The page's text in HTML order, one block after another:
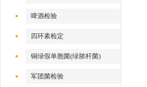
啤酒检验
四环素检定
铜绿假单胞菌(绿脓杆菌)
军团菌检验